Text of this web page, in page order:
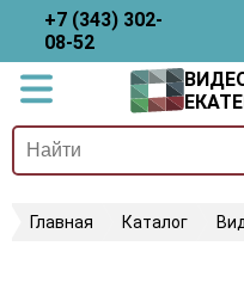
+7 (343) 302-
08-52
Главная Каталог